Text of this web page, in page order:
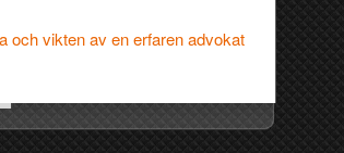
och vikten av en erfaren advokat